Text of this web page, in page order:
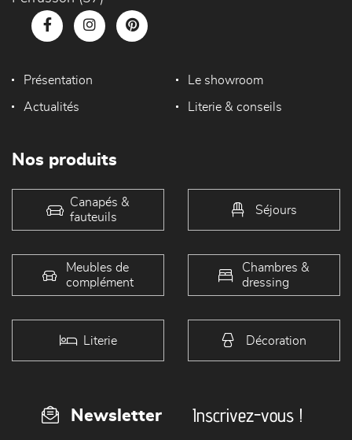
Présentation Le showroom
Actualités Literie & conseils
Nos produits
Canapés &
fauteuils
Séjours
Meubles de
complément
Chambres &
dressing
Literie Décoration
Newsletter Inscrivez-vous !